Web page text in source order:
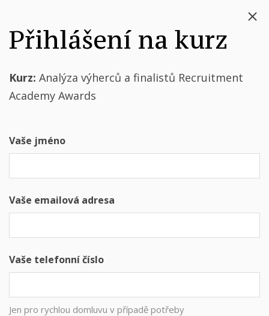
Přihlášení na kurz
Kurz: Analýza výherců a finalistů Recruitment
Academy Awards
Vaše jméno
Vaše emailová adresa
Vaše telefonní číslo
Jen pro rychlou domluvu v případě potřeby